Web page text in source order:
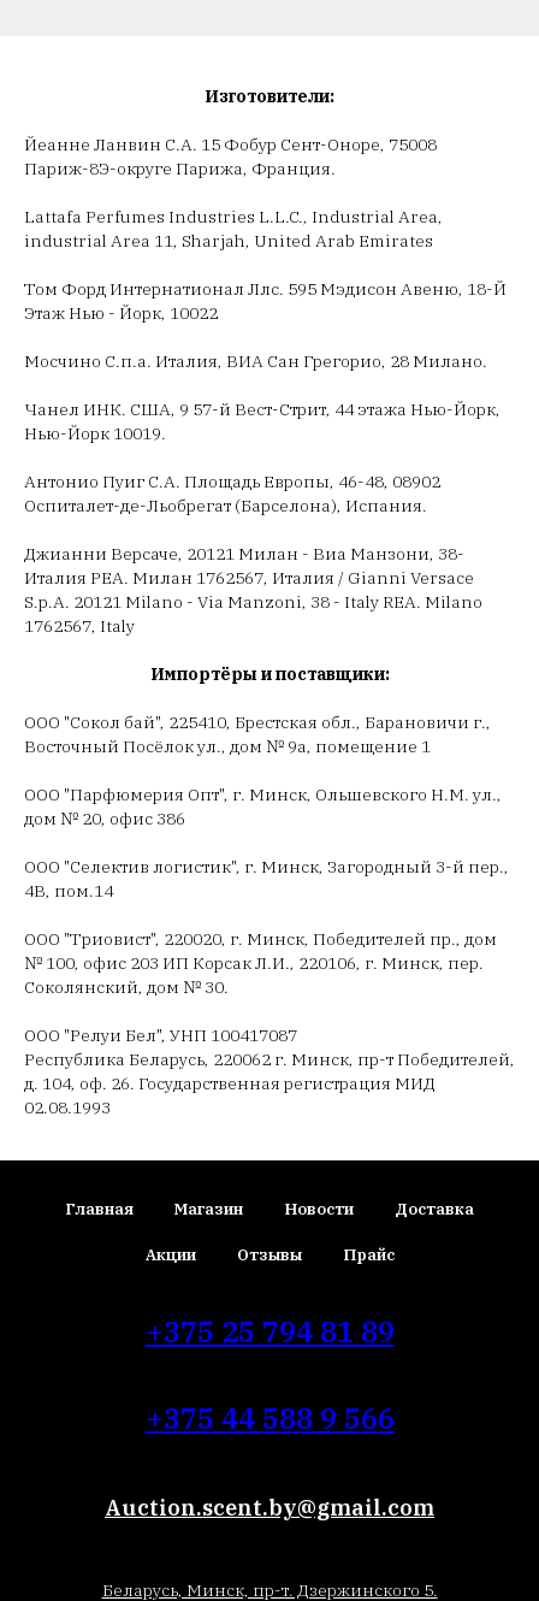
Изготовители:
Йеанне Ланвин С.А. 15 Фобур Сент-Оноре, 75008
Париж-8Э-округе Парижа, Франция.
Lattafa Perfumes Industries L.L.C., Industrial Area,
industrial Area 11, Sharjah, United Arab Emirates
Том Форд Интернатионал Ллс. 595 Мэдисон Авеню, 18-Й
Этаж Нью - Йорк, 10022
Мосчино С.п.а. Италия, ВИА Сан Грегорио, 28 Милано.
Чанел ИНК. США, 9 57-й Вест-Стрит, 44 этажа Нью-Йорк,
Нью-Йорк 10019.
Антонио Пуиг С.А. Площадь Европы, 46-48, 08902
Оспиталет-де-Льобрегат (Барселона), Испания.
Джианни Версаче, 20121 Милан - Виа Манзони, 38-
Италия РЕА. Милан 1762567, Италия / Gianni Versace
S.p.A. 20121 Milano - Via Manzoni, 38 - Italy REA. Milano
1762567, Italy
Импортёры и поставщики:
ООО "Сокол бай", 225410, Брестская обл., Барановичи г.,
Восточный Посёлок ул., дом № 9а, помещение 1
ООО "Парфюмерия Опт", г. Минск, Ольшевского Н.М. ул.,
дом № 20, офис 386
ООО "Селектив логистик", г. Минск, Загородный 3-й пер.,
4В, пом.14
ООО "Триовист", 220020, г. Минск, Победителей пр., дом
№ 100, офис 203 ИП Корсак Л.И., 220106, г. Минск, пер.
Соколянский, дом № 30.
ООО "Релуи Бел", УНП 100417087
Республика Беларусь, 220062 г. Минск, пр-т Победителей,
д. 104, оф. 26. Государственная регистрация МИД
02.08.1993
Главная Магазин Новости Доставка
Акции Отзывы Прайс
+375 25 794 81 89
+375 44 588 9 566
Auction.scent.by@gmail.com
Беларусь, Минск, пр-т. Дзержинского 5.